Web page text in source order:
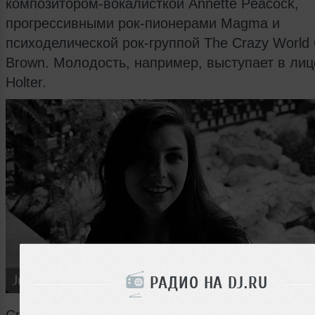
РАДИО НА DJ.RU
композитором-вокалисткой Annette Peacock,
прогрессивными рок-пионерами Magma и
психоделической рок-группой The Crazy
Brown. Молодость, например, выступает в
Holter.
Julia Holter